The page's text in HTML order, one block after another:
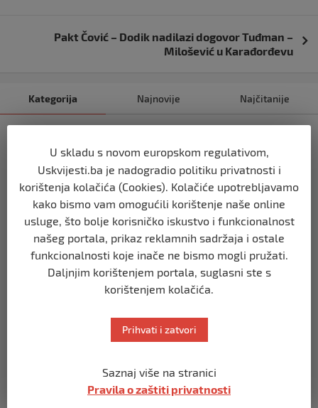
Pakt Čović – Dodik nadilazi dogovor Tuđman –
Milošević u Karađorđevu
Kategorija Najnovije Najčitanije
Bišćanin Anes Ramić osvojio Mont
Blanc – najviši vrh Alpa (4.810 m)
prije 3 tjedna
BIHAĆ
Cvijet Srebrenice – simbol sjećanja,
istine i opomene
prije 4 tjedna
Mladi SDA Bihać obilježili 36. godišnjicu
BIHAĆ
U skladu s novom europskom regulativom,
Uskvijesti.ba je nadogradio politiku privatnosti i
korištenja kolačića (Cookies). Kolačiće upotrebljavamo
kako bismo vam omogućili korištenje naše online
usluge, što bolje korisničko iskustvo i funkcionalnost
našeg portala, prikaz reklamnih sadržaja i ostale
funkcionalnosti koje inače ne bismo mogli pružati.
Daljnjim korištenjem portala, suglasni ste s
korištenjem kolačića.
Prihvati i zatvori
Saznaj više na stranici
Pravila o zaštiti privatnosti